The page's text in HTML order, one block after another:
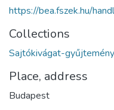
https://bea.fszek.hu/
Collections
Sajtókivágat-gyűjtemény
Place, address
Budapest